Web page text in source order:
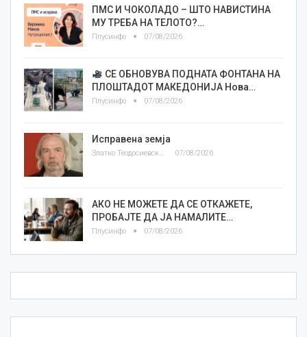
ПМС И ЧОКОЛАДО – ШТО НАВИСТИНА
МУ ТРЕБА НА ТЕЛОТО?…
Плусинфо 07/08/2026
СЕ ОБНОВУВА ПОДНАТА ФОНТАНА НА
ПЛОШТАДОТ МАКЕДОНИЈА Нова…
Плусинфо 07/08/2026
Исправена земја
Златко Теодосиевски 07/08/2026
АКО НЕ МОЖЕТЕ ДА СЕ ОТКАЖЕТЕ,
ПРОБАЈТЕ ДА ЈА НАМАЛИТЕ…
Плусинфо 07/08/2026